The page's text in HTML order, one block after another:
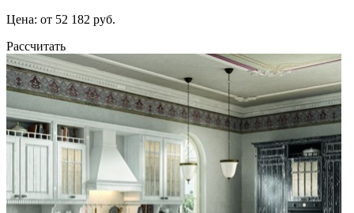
Цена: от 52 182 руб.
Рассчитать